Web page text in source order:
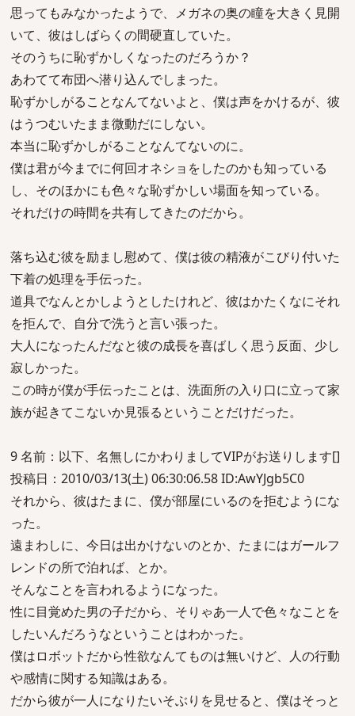
思ってもみなかったようで、メガネの奥の瞳を大きく見開
いて、彼はしばらくの間硬直していた。
そのうちに恥ずかしくなったのだろうか？
あわてて布団へ潜り込んでしまった。
恥ずかしがることなんてないよと、僕は声をかけるが、彼
はうつむいたまま微動だにしない。
本当に恥ずかしがることなんてないのに。
僕は君が今までに何回オネショをしたのかも知っている
し、そのほかにも色々な恥ずかしい場面を知っている。
それだけの時間を共有してきたのだから。
落ち込む彼を励まし慰めて、僕は彼の精液がこびり付いた
下着の処理を手伝った。
道具でなんとかしようとしたけれど、彼はかたくなにそれ
を拒んで、自分で洗うと言い張った。
大人になったんだなと彼の成長を喜ばしく思う反面、少し
寂しかった。
この時が僕が手伝ったことは、洗面所の入り口に立って家
族が起きてこないか見張るということだけだった。
9 名前：以下、名無しにかわりましてVIPがお送りします[]
投稿日：2010/03/13(土) 06:30:06.58 ID:AwYJgb5C0
それから、彼はたまに、僕が部屋にいるのを拒むようにな
った。
遠まわしに、今日は出かけないのとか、たまにはガールフ
レンドの所で泊れば、とか。
そんなことを言われるようになった。
性に目覚めた男の子だから、そりゃあ一人で色々なことを
したいんだろうなということはわかった。
僕はロボットだから性欲なんてものは無いけど、人の行動
や感情に関する知識はある。
だから彼が一人になりたいそぶりを見せると、僕はそっと